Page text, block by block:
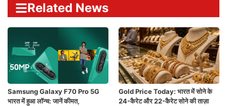
Related News
Samsung Galaxy F70 Pro 5G
भारत में हुआ लॉन्च: जानें कीमत,
Gold Price Today: भारत में सोने के
24-कैरेट और 22-कैरेट सोने की ताज़ा